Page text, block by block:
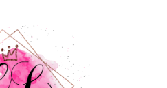
du
produit